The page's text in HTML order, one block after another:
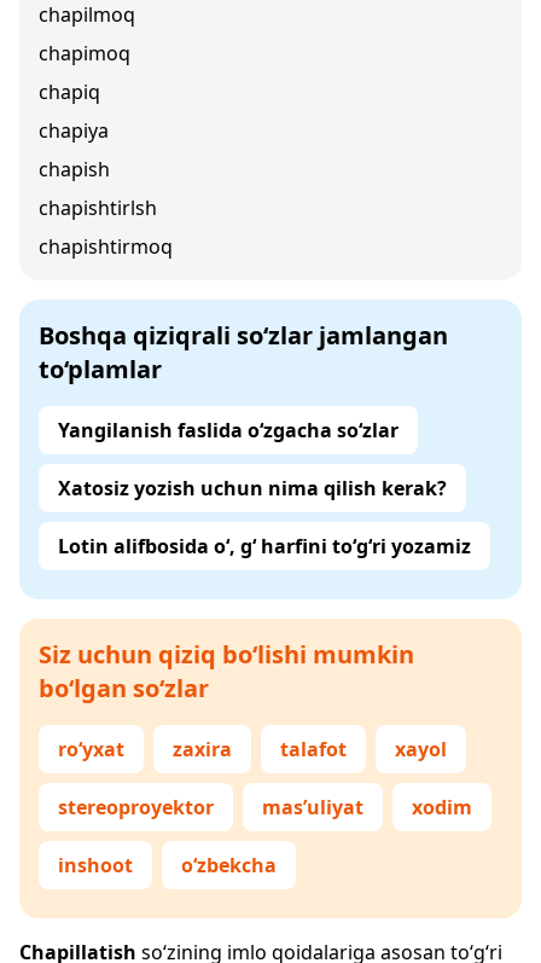
chapilmoq
chapimoq
chapiq
chapiya
chapish
chapishtirlsh
chapishtirmoq
Boshqa qiziqrali so‘zlar jamlangan
to‘plamlar
Yangilanish faslida o‘zgacha so‘zlar
Xatosiz yozish uchun nima qilish kerak?
Lotin alifbosida o‘, g‘ harfini to‘g‘ri yozamiz
Siz uchun qiziq bo‘lishi mumkin
bo‘lgan so‘zlar
ro‘yxat zaxira talafot xayol
stereoproyektor mas’uliyat xodim
inshoot o‘zbekcha
Chapillatish so‘zining imlo qoidalariga asosan to‘g‘ri